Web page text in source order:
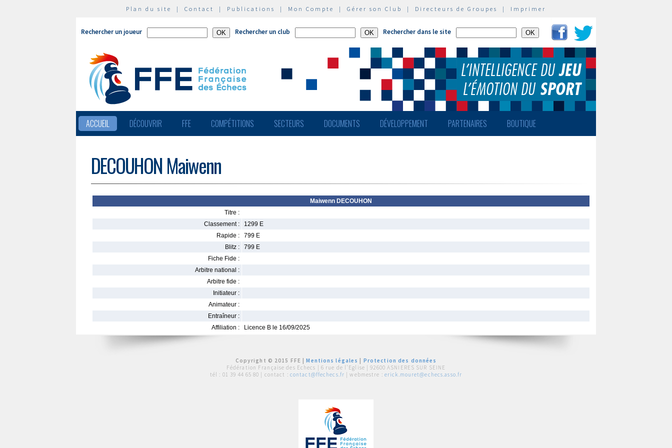
Plan du site | Contact | Publications | Mon Compte | Gérer son Club | Directeurs de Groupes | Imprimer
Rechercher un joueur Rechercher un club Rechercher dans le site
ACCUEIL DÉCOUVRIR FFE COMPÉTITIONS SECTEURS DOCUMENTS DÉVELOPPEMENT PARTENAIRES BOUTIQUE
DECOUHON Maiwenn
Maiwenn DECOUHON
Titre :
Classement :
1299 E
Rapide :
799 E
Blitz :
799 E
Fiche Fide :
Arbitre national :
Arbitre fide :
Initiateur :
Animateur :
Entraîneur :
Affiliation :
Licence B le 16/09/2025
Copyright © 2015 FFE |Mentions légales
Protection des données
Fédération Française des Echecs | 6 rue de l'Eglise | 92600 ASNIERES SUR SEINE
tél : 01 39 44 65 80 | contact : contact@ffechecs.fr | webmestre : erick.mouret@echecs.asso.fr